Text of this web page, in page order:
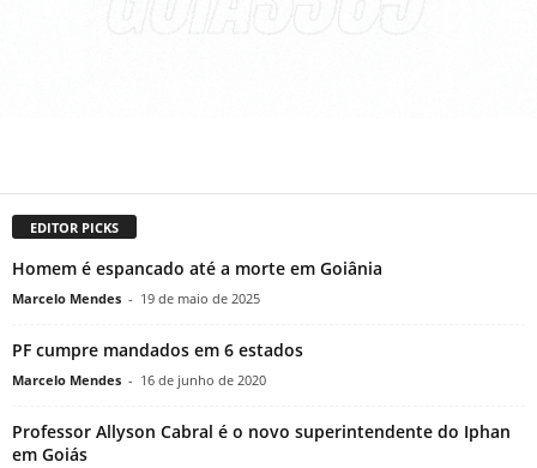
EDITOR PICKS
Homem é espancado até a morte em Goiânia
Marcelo Mendes - 19 de maio de 2025
PF cumpre mandados em 6 estados
Marcelo Mendes - 16 de junho de 2020
Professor Allyson Cabral é o novo superintendente do Iphan
em Goiás